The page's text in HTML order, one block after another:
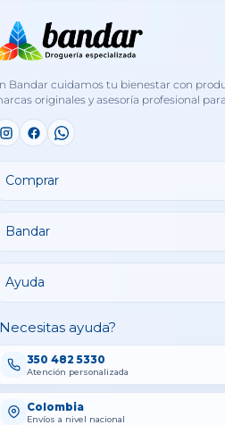
Bandar cuidamos tu bienestar con
originales y asesoría profesional
Comprar
Bandar
Ayuda
ayuda?
350 482 5330
Atención personalizada
Colombia
Envíos a nivel nacional